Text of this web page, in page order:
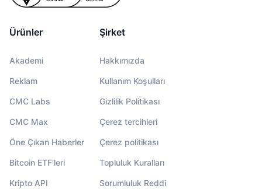
Ürünler
Akademi
Reklam
CMC Labs
CMC Max
Öne Çıkan Haberler
Bitcoin ETF'leri
Kripto API
Şirket
Hakkımızda
Kullanım Koşulları
Gizlilik Politikası
Çerez tercihleri
Çerez politikası
Topluluk Kuralları
Sorumluluk Reddi